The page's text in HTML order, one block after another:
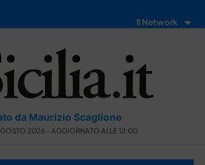
Il Network
da Maurizio Scaglione
2026 - AGGIORNATO ALLE 12:00